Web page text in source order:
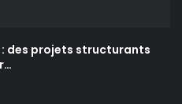
: des projets structurants